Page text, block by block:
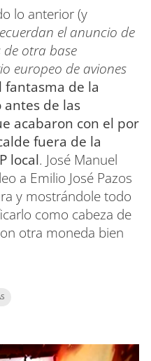
lo anterior (y
el anuncio de
de otra base
europeo de aviones
fantasma de la
antes de las
acabaron con el por
fuera de la
local. José Manuel
a Emilio José Pazos
y mostrándole todo
como cabeza de
otra moneda bien